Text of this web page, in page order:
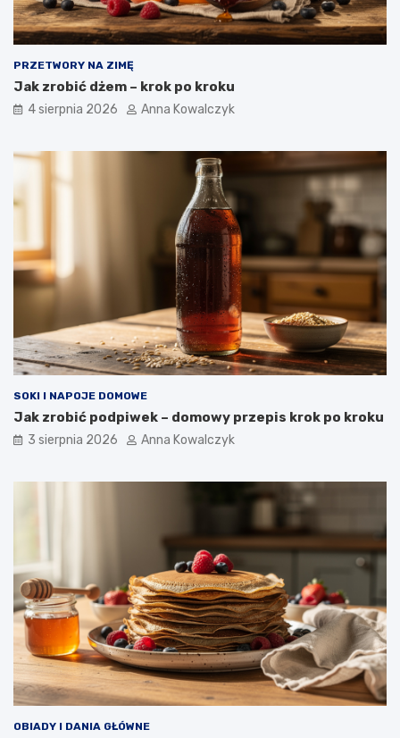
PRZETWORY NA ZIMĘ
Jak zrobić dżem – krok po kroku
4 sierpnia 2026 Anna Kowalczyk
SOKI I NAPOJE DOMOWE
Jak zrobić podpiwek – domowy przepis krok po kroku
3 sierpnia 2026 Anna Kowalczyk
OBIADY I DANIA GŁÓWNE